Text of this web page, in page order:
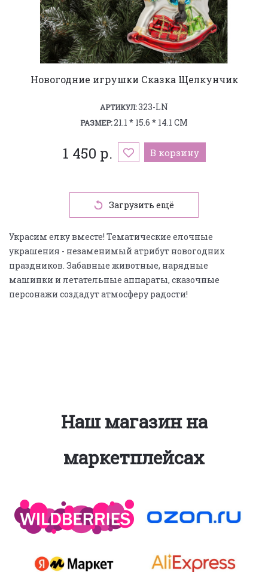
Новогодние игрушки Сказка Щелкунчик
АРТИКУЛ:323-LN
РАЗМЕР:21.1 * 15.6 * 14.1 СМ
1 450 р. В корзину
Загрузить ещё
Украсим елку вместе! Тематические елочные
украшения - незаменимый атрибут новогодних
праздников. Забавные животные, нарядные
машинки и летательные аппараты, сказочные
персонажи создадут атмосферу радости!
Наш магазин на
маркетплейсах